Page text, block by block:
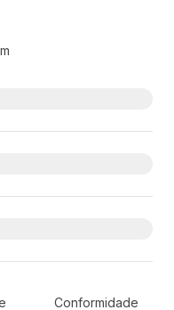
Conformidade